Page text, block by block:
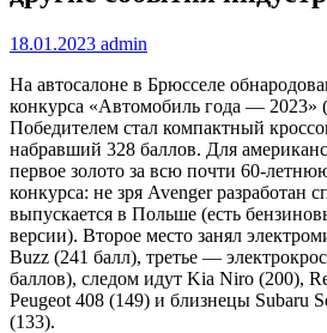
18.01.2023 admin
На автосалоне в Брюсселе
конкурса «Автомобиль года — 2023» (
Победителем стал компактный
набравший 328 баллов. Для
первое золото за всю почти 60-
конкурса: не зря Avenger разработан
выпускается в Польше (есть
версии). Второе место занял
Buzz (241 балл), третье —
баллов), следом идут Kia Niro (200),
Peugeot 408 (149) и близнецы Subaru
(133).